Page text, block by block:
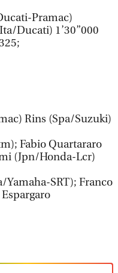
Pramac)
Ducati) 1’30”000
Rins (Spa/Suzuki)
Fabio Quartararo
(Jpn/Honda-Lcr)
Yamaha-SRT); Franco